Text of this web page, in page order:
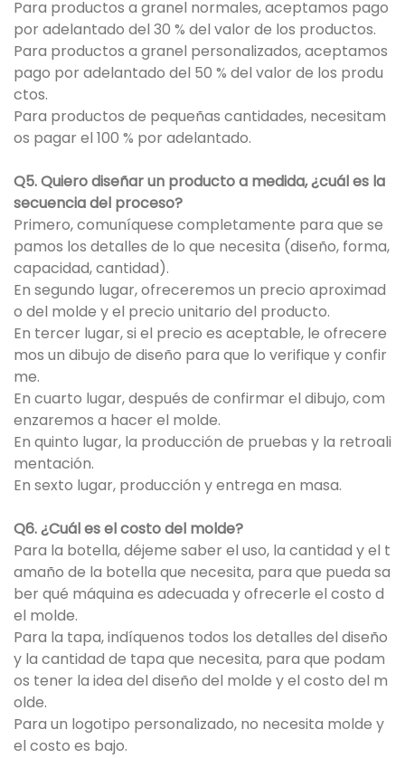
Para productos a granel normales, aceptamos pago
por adelantado del 30 % del valor de los productos.
Para productos a granel personalizados, aceptamos
pago por adelantado del 50 % del valor de los produ
ctos.
Para productos de pequeñas cantidades, necesitam
os pagar el 100 % por adelantado.
Q5. Quiero diseñar un producto a medida, ¿cuál es la
secuencia del proceso?
Primero, comuníquese completamente para que se
pamos los detalles de lo que necesita (diseño, forma,
capacidad, cantidad).
En segundo lugar, ofreceremos un precio aproximad
o del molde y el precio unitario del producto.
En tercer lugar, si el precio es aceptable, le ofrecere
mos un dibujo de diseño para que lo verifique y confir
me.
En cuarto lugar, después de confirmar el dibujo, com
enzaremos a hacer el molde.
En quinto lugar, la producción de pruebas y la retroali
mentación.
En sexto lugar, producción y entrega en masa.
Q6. ¿Cuál es el costo del molde?
Para la botella, déjeme saber el uso, la cantidad y el t
amaño de la botella que necesita, para que pueda sa
ber qué máquina es adecuada y ofrecerle el costo d
el molde.
Para la tapa, indíquenos todos los detalles del diseño
y la cantidad de tapa que necesita, para que podam
os tener la idea del diseño del molde y el costo del m
olde.
Para un logotipo personalizado, no necesita molde y
el costo es bajo.